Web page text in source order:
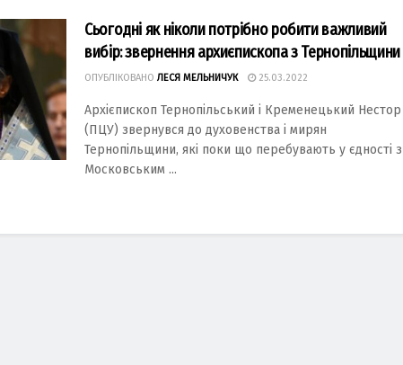
Сьогодні як ніколи потрібно робити важливий
вибір: звернення архиєпископа з Тернопільщини
ОПУБЛІКОВАНО ЛЕСЯ МЕЛЬНИЧУК 25.03.2022
Архієпископ Тернопільський і Кременецький Нестор
(ПЦУ) звернувся до духовенства і мирян
Тернопільщини, які поки що перебувають у єдності з
Московським ...